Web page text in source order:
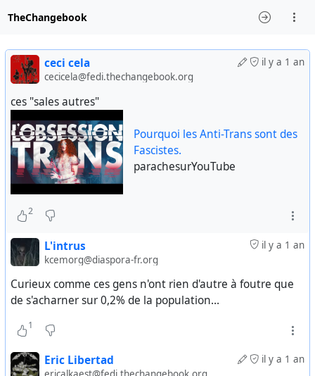
TheChangebook
il y a 1 an
ceci cela
cecicela@fedi.thechangebook.org
ces "sales autres"
Pourquoi les Anti-Trans sont des
Fascistes.
parachesurYouTube
2
il y a 1 an
L'intrus
kcemorg@diaspora-fr.org
Curieux comme ces gens n'ont rien d'autre à foutre que
de s'acharner sur 0,2% de la population…
1
il y a 1 an
Eric Libertad